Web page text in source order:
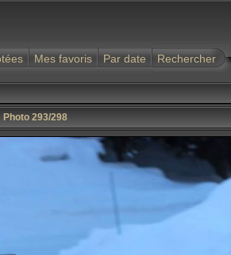
Mes favoris Par date Rechercher
Photo 293/298